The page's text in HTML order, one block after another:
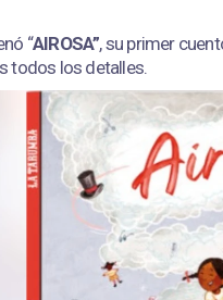
“AIROSA”, su primer
todos los detalles.